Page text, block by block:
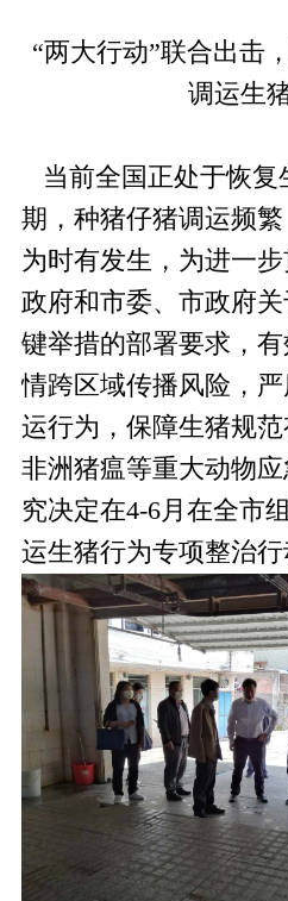
“两大行动”联合出击
调运生
当前全国正处于恢复
期，种猪仔猪调运频
为时有发生，为进一
政府和市委、市政府
键举措的部署要求，
情跨区域传播风险，
运行为，保障生猪规
非洲猪瘟等重大动物
究决定在4-6月在全市
运生猪行为专项整治行